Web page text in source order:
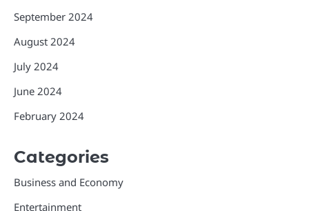
September 2024
August 2024
July 2024
June 2024
February 2024
Categories
Business and Economy
Entertainment